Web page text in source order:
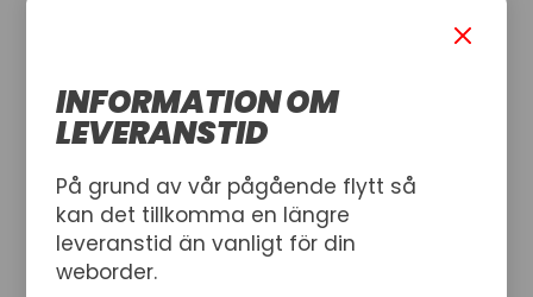
SLÄPVAGNAR
INFORMATION OM
LEVERANSTID
På grund av vår pågående flytt så
kan det tillkomma en längre
leveranstid än vanligt för din
weborder.